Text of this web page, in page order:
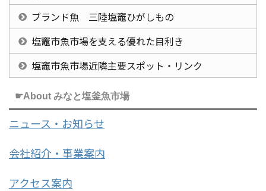
ブランド魚 三陸塩竈ひがしもの
塩竈市魚市場を支える優れた目利き
塩竈市魚市場近隣主要スポット・リンク
☛About みなと塩釜魚市場
ニュース・お知らせ
会社紹介・事業案内
アクセス案内